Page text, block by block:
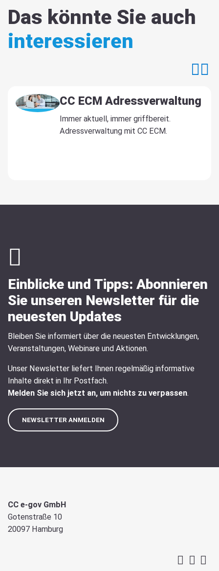
Das könnte Sie auch
interessieren
CC ECM Adressverwaltung
Immer aktuell, immer griffbereit.
Adressverwaltung mit CC ECM.
Einblicke und Tipps: Abonnieren
Sie unseren Newsletter für die
neuesten Updates
Bleiben Sie informiert über die neuesten Entwicklungen,
Veranstaltungen, Webinare und Aktionen.
Unser Newsletter liefert Ihnen regelmäßig informative
Inhalte direkt in Ihr Postfach.
Melden Sie sich jetzt an, um nichts zu verpassen.
NEWSLETTER ANMELDEN
CC e-gov GmbH
Gotenstraße 10
20097 Hamburg